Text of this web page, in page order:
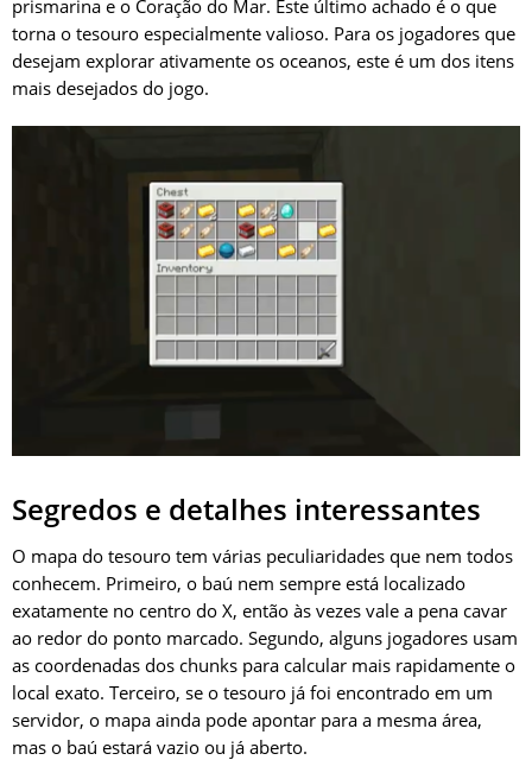
prismarina e o Coração do Mar. Este último achado é o que
torna o tesouro especialmente valioso. Para os jogadores que
desejam explorar ativamente os oceanos, este é um dos itens
mais desejados do jogo.
Segredos e detalhes interessantes
O mapa do tesouro tem várias peculiaridades que nem todos
conhecem. Primeiro, o baú nem sempre está localizado
exatamente no centro do X, então às vezes vale a pena cavar
ao redor do ponto marcado. Segundo, alguns jogadores usam
as coordenadas dos chunks para calcular mais rapidamente o
local exato. Terceiro, se o tesouro já foi encontrado em um
servidor, o mapa ainda pode apontar para a mesma área,
mas o baú estará vazio ou já aberto.